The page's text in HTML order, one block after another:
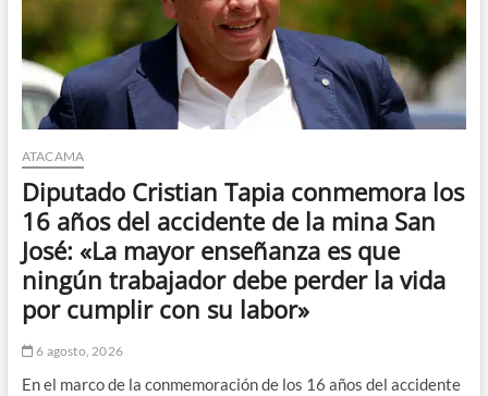
Agua
ATACAMA
Diputado Cristian Tapia conmemora los
16 años del accidente de la mina San
José: «La mayor enseñanza es que
ningún trabajador debe perder la vida
por cumplir con su labor»
6 agosto, 2026
En el marco de la conmemoración de los 16 años del accidente